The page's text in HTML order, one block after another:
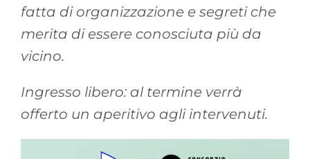
fatta di organizzazione e segreti che
merita di essere conosciuta più da
vicino.
Ingresso libero: al termine verrà
offerto un aperitivo agli intervenuti.